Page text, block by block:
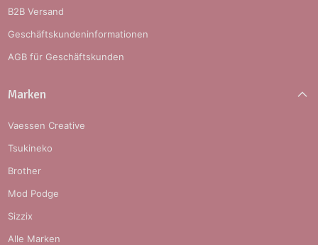
B2B Versand
Geschäftskundeninformationen
AGB für Geschäftskunden
Marken
Vaessen Creative
Tsukineko
Brother
Mod Podge
Sizzix
Alle Marken